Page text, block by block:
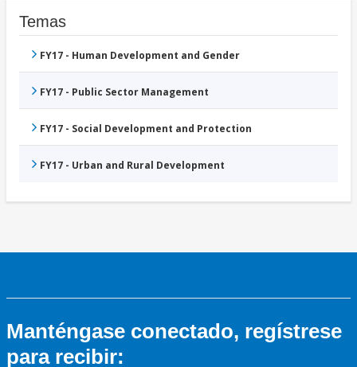
Temas
FY17 - Human Development and Gender
FY17 - Public Sector Management
FY17 - Social Development and Protection
FY17 - Urban and Rural Development
Manténgase conectado, regístrese
para recibir: